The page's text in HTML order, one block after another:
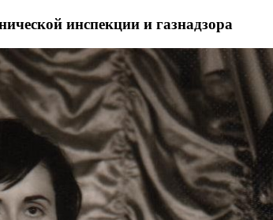
инспекции и газнадзора